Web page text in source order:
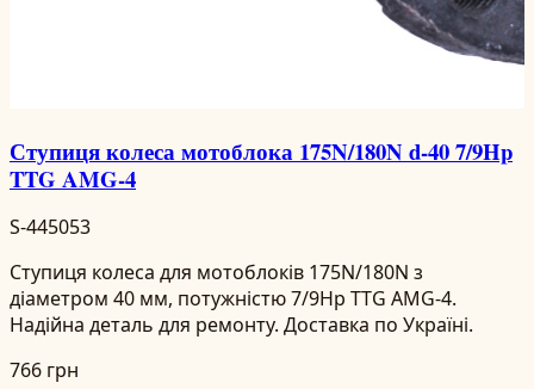
Ступиця колеса мотоблока 175N/180N d-40 7/9Hp
TTG AMG-4
S-445053
Ступиця колеса для мотоблоків 175N/180N з
діаметром 40 мм, потужністю 7/9Hp TTG AMG-4.
Надійна деталь для ремонту. Доставка по Україні.
766 грн